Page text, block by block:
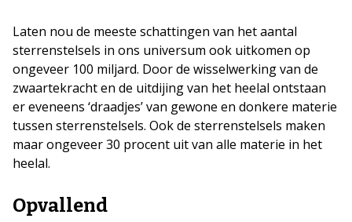
Laten nou de meeste schattingen van het aantal
sterrenstelsels in ons universum ook uitkomen op
ongeveer 100 miljard. Door de wisselwerking van de
zwaartekracht en de uitdijing van het heelal ontstaan
er eveneens ‘draadjes’ van gewone en donkere materie
tussen sterrenstelsels. Ook de sterrenstelsels maken
maar ongeveer 30 procent uit van alle materie in het
heelal.
Opvallend